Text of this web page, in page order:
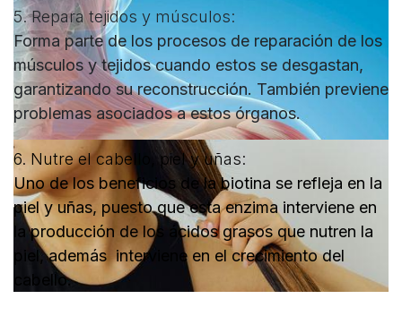
5. Repara tejidos y músculos:
Forma parte de los procesos de reparación de los
músculos y tejidos cuando estos se desgastan,
garantizando su reconstrucción. También previene
problemas asociados a estos órganos.
6. Nutreel cabello, piel y uñas:
Uno de los beneficios de la biotina se refleja en la
piel y uñas, puesto que esta enzima interviene en
la producción de los ácidos grasos que nutren la
piel, además interviene en el crecimiento del
cabello.